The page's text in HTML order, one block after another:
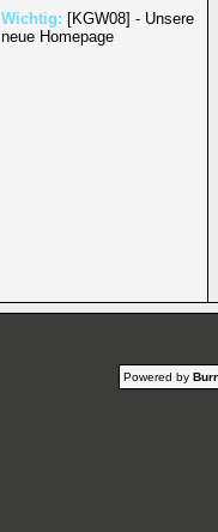
Wichtig: [KGW08] - Unsere
neue Homepage
Powered by